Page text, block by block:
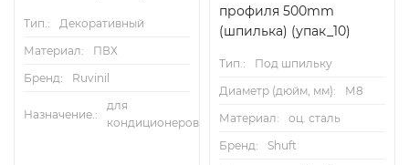
Тип.:
Декоративный
Материал:
ПВХ
Бренд:
Ruvinil
Назначение.:
для
кондиционеров
профиля 500mm
(шпилька) (упак_10)
Тип.:
Под шпильку
Диаметр (дюйм, мм):
М8
Материал:
оц. сталь
Бренд:
Shuft